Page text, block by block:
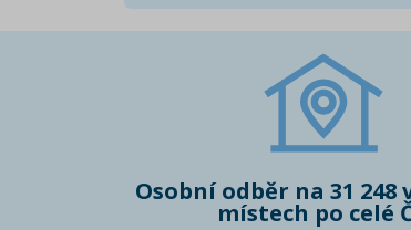
Osobní odběr na 31 248
místech po celé